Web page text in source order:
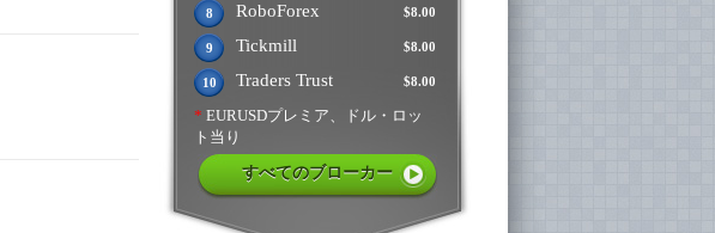
$8.00
8 RoboForex
$8.00
9 Tickmill
$8.00
10 Traders Trust
* EURUSDプレミア、ドル・ロッ
ト当り
すべてのブローカー